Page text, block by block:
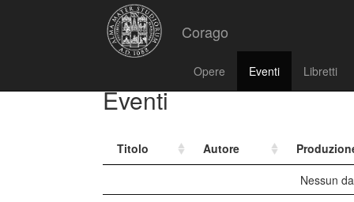
Corago
Opere Eventi Libretti
Eventi
Titolo Autore
Nessun